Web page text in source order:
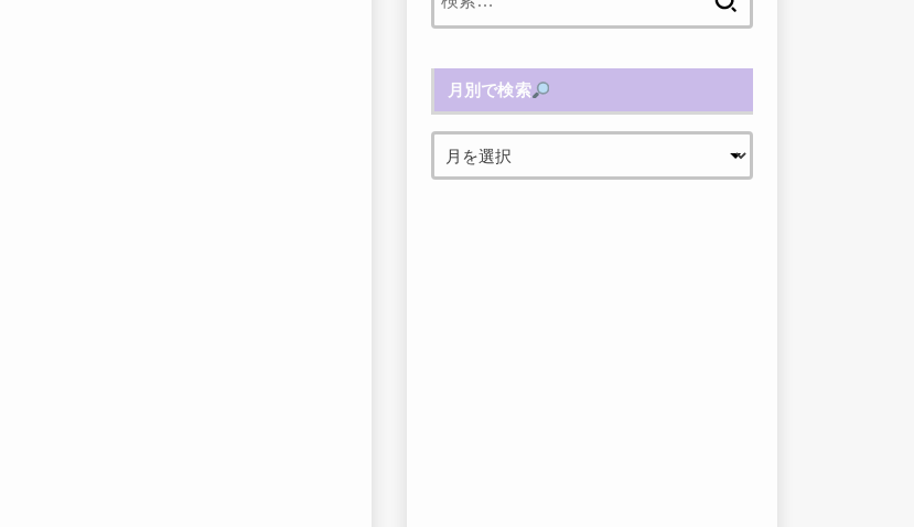
月別で検索